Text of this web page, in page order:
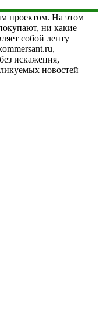
проектом. На этом
ни какие
собой ленту
искажения,
новостей